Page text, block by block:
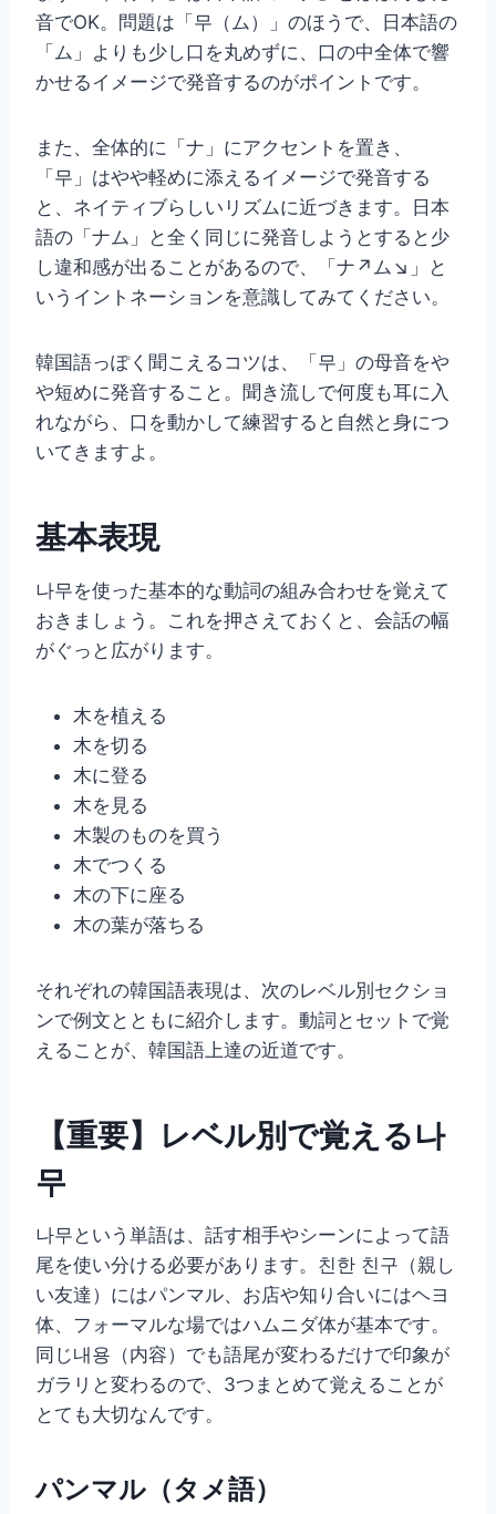
音でOK。問題は「무（ム）」のほうで、日本語の
「ム」よりも少し口を丸めずに、口の中全体で響
かせるイメージで発音するのがポイントです。
また、全体的に「ナ」にアクセントを置き、
「무」はやや軽めに添えるイメージで発音する
と、ネイティブらしいリズムに近づきます。日本
語の「ナム」と全く同じに発音しようとすると少
し違和感が出ることがあるので、「ナ↗ム↘」と
いうイントネーションを意識してみてください。
韓国語っぽく聞こえるコツは、「무」の母音をや
や短めに発音すること。聞き流しで何度も耳に入
れながら、口を動かして練習すると自然と身につ
いてきますよ。
基本表現
나무を使った基本的な動詞の組み合わせを覚えて
おきましょう。これを押さえておくと、会話の幅
がぐっと広がります。
木を植える
木を切る
木に登る
木を見る
木製のものを買う
木でつくる
木の下に座る
木の葉が落ちる
それぞれの韓国語表現は、次のレベル別セクショ
ンで例文とともに紹介します。動詞とセットで覚
えることが、韓国語上達の近道です。
【重要】レベル別で覚える나
무
나무という単語は、話す相手やシーンによって語
尾を使い分ける必要があります。친한 친구（親し
い友達）にはパンマル、お店や知り合いにはヘヨ
体、フォーマルな場ではハムニダ体が基本です。
同じ내용（内容）でも語尾が変わるだけで印象が
ガラリと変わるので、3つまとめて覚えることが
とても大切なんです。
パンマル（タメ語）